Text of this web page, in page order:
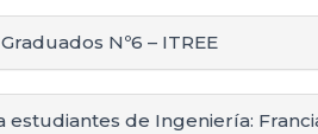
Nº6 – ITREE
estudiantes de Ingeniería: